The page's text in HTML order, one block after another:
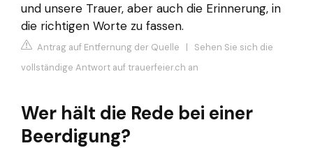
und unsere Trauer, aber auch die Erinnerung, in
die richtigen Worte zu fassen.
Antrag auf Entfernung der Quelle | Sehen Sie sich die
vollständige Antwort auf trauerfeier.ch an
Wer hält die Rede bei einer
Beerdigung?